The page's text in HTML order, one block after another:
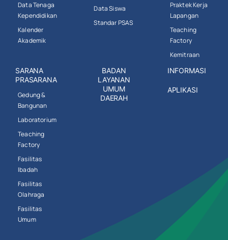
Data Tenaga
Kependidikan
Kalender
Akademik
Data Siswa
Standar PSAS
Praktek Kerja
Lapangan
Teaching
Factory
Kemitraan
SARANA
PRASARANA
Gedung &
Bangunan
Laboratorium
Teaching
Factory
Fasilitas
Ibadah
Fasilitas
Olahraga
Fasilitas
Umum
BADAN
LAYANAN
UMUM
DAERAH
INFORMASI
APLIKASI